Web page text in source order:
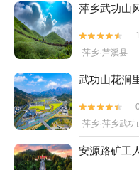
看了该景点的人还看
萍乡武功山


萍乡·芦溪县
武功山花涧里